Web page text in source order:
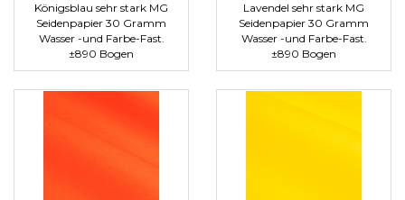
Königsblau sehr stark MG
Seidenpapier 30 Gramm
Wasser -und Farbe-Fast.
±890 Bogen
Lavendel sehr stark MG
Seidenpapier 30 Gramm
Wasser -und Farbe-Fast.
±890 Bogen